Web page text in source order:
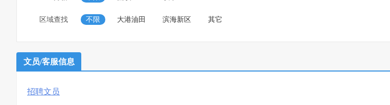
区域查找 不限 大港油田 滨海新区 其它
文员/客服信息
招聘文员